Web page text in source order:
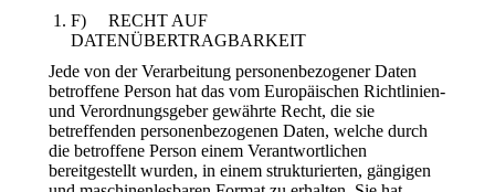
F) RECHT AUF
DATENÜBERTRAGBARKEIT
Jede von der Verarbeitung personenbezogener Daten
betroffene Person hat das vom Europäischen Richtlinien-
und Verordnungsgeber gewährte Recht, die sie
betreffenden personenbezogenen Daten, welche durch
die betroffene Person einem Verantwortlichen
bereitgestellt wurden, in einem strukturierten, gängigen